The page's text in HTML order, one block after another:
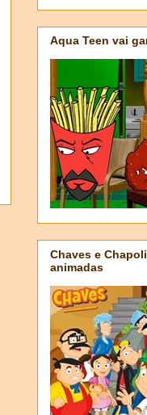
Aqua Teen vai
Chaves e
animadas